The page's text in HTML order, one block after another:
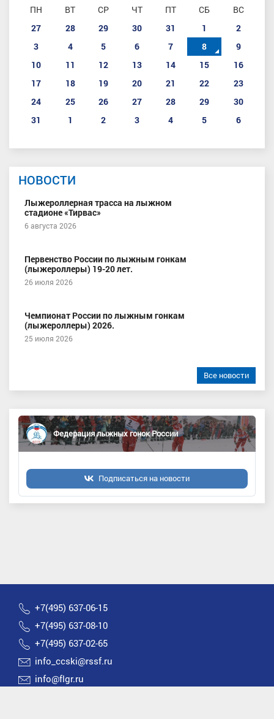
ПН ВТ СР ЧТ ПТ СБ
ВС
27
28 29 30 31 1
2
3
4 5 6 7 8
9
10
11 12 13 14 15
16
17
18 19 20 21 22
23
24
25 26 27 28 29
30
31
1 2 3 4 5 6
НОВОСТИ
Лыжероллерная трасса на лыжном
стадионе «Тирвас»
6 августа 2026
Первенство России по лыжным гонкам
(лыжероллеры) 19-20 лет.
26 июля 2026
Чемпионат России по лыжным гонкам
(лыжероллеры) 2026.
25 июля 2026
Все новости
Федерация лыжных гонок России
Подписаться на новости
+7(495) 637-06-15
+7(495) 637-08-10
+7(495) 637-02-65
info_ccski@rssf.ru
info@flgr.ru